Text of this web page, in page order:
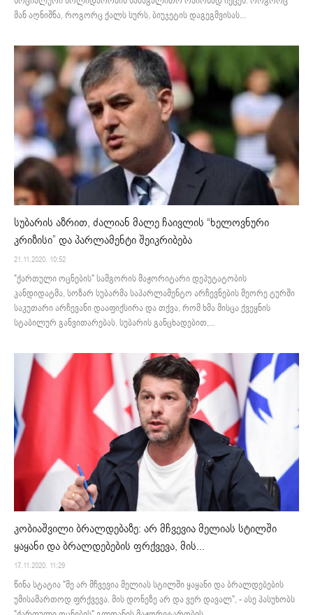
მან აღნიშნა, როგორც ქალს სურს, ბიუჯეტის დაგეგმვისას...
სუბარის აზრით, ძალიან მალე ჩაივლის “ხელოვნური
კრიზისი” და პარლამენტი შეიკრიბება
21.11.2020. 10:52
"ქართული ოცნების" სამგორის მაჟორიტარი დეპუტატობის
კანდიდატმა, სოზარ სუბარმა საპარლამენტო არჩევნების მეორე ტურში
საკუთარი არჩევანი დააფიქსირა და თქვა, რომ ხმა მისცა ქვეყნის
სტაბილურ განვითარებას. სუბარის განცხადებით,...
კობიაშვილი ბრალდებაზე: არ მჩვევია მელიას სტილში
ყაყანი და ბრალდებების ფრქვევა, მის...
17.11.2020. 11:29
წინა სტატია "მე არ მჩვევია მელიას სტილში ყაყანი და ბრალდებების
უმისამართოდ ფრქვევა. მის დონეზე არ და ვერ დავალ", - ასე პასუხობს